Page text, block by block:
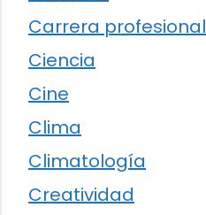
Carrera profesional
Ciencia
Cine
Clima
Climatología
Creatividad